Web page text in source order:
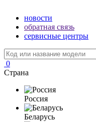
новости
обратная связь
сервисные центры
0
Страна
Россия
Беларусь